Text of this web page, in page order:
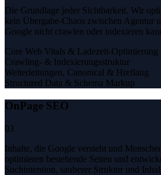
Die Grundlage jeder Sichtbarkeit. Wir
kein Übergabe-Chaos zwischen Agentur
Google nicht crawlen oder indexieren
Core Web Vitals & Ladezeit-Optimierung
Crawling- & Indexierungsstruktur
Weiterleitungen, Canonical & Hreflang
Structured Data & Schema Markup
OnPage SEO
03
Inhalte, die Google versteht und
optimieren bestehende Seiten und
Suchintention, sauberer Struktur und